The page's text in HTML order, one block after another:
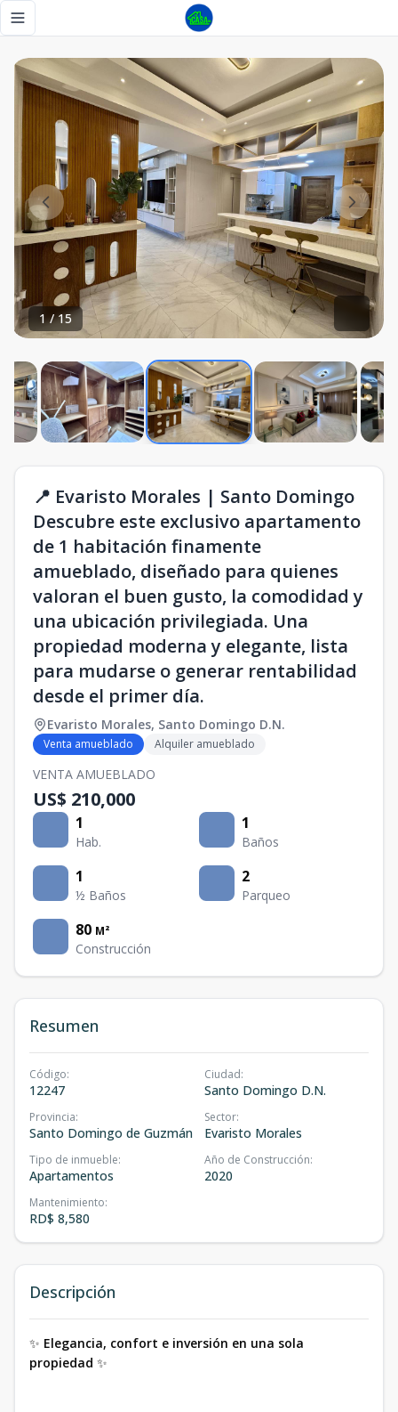
Toggle navigation menu
1/15
📍 Evaristo Morales | Santo Domingo
Descubre este exclusivo apartamento
de 1 habitación finamente
amueblado, diseñado para quienes
valoran el buen gusto, la comodidad y
una ubicación privilegiada. Una
propiedad moderna y elegante, lista
para mudarse o generar rentabilidad
desde el primer día.
Evaristo Morales, Santo Domingo D.N.
Venta amueblado Alquiler amueblado
VENTA AMUEBLADO
US$ 210,000
1
Hab.
1
Baños
1
½ Baños
2
Parqueo
80 M²
Construcción
Resumen
Código:
12247
Ciudad:
Santo Domingo D.N.
Provincia:
Santo Domingo de Guzmán
Sector:
Evaristo Morales
Tipo de inmueble:
Apartamentos
Año de Construcción:
2020
Mantenimiento:
RD$ 8,580
Descripción
✨ Elegancia, confort e inversión en una sola
propiedad ✨
📍 Evaristo Morales | Santo Domingo Descubre este